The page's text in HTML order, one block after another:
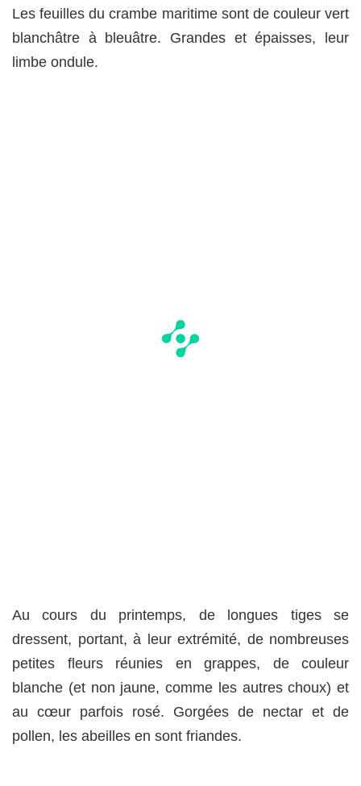
Les feuilles du crambe maritime sont de couleur vert
blanchâtre à bleuâtre. Grandes et épaisses, leur
limbe ondule.
Au cours du printemps, de longues tiges se
dressent, portant, à leur extrémité, de nombreuses
petites fleurs réunies en grappes, de couleur
blanche (et non jaune, comme les autres choux) et
au cœur parfois rosé. Gorgées de nectar et de
pollen, les abeilles en sont friandes.